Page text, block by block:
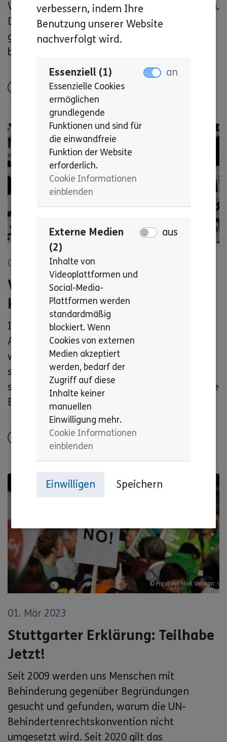
Versammlung für Menschen mit Behinderung.
Der Grund war Corona. Am 14. Oktober 2023
gibt es wieder eine Versammlung. Von 10 Uhr
bis 16 Uhr. Darüber freuen wir uns.
Alles lesen
03. Mai 2023
Was ist Ableismus? Woher
kommt der Begriff Ableismus?
In diesem Artikel sprechen wir über
Ableismus. Woher kommt der Begriff und
was bedeutet er? Wir klären auf und
sprechen mit unserem Vorsitzenden, der
selbst Mensch mit Behinderung ist, über seine
Erfahrungen zu dem Thema.
Alles lesen
© Pixabay/ Niek Verlaan
01. Mär 2023
Stuttgarter Erklärung: Teilhabe
Jetzt!
Seit 2009 werden uns Menschen mit
Behinderung gegenüber Begründungen
gesucht und gefunden, warum die UN-
Behindertenrechtskonvention nicht
umgesetzt wird. Seit 2020 gilt das
verbessern, indem Ihre
Benutzung unserer Website
nachverfolgt wird.
Essenziell (1)
Essenzielle Cookies
ermöglichen
grundlegende
Funktionen und sind für
die einwandfreie
Funktion der Website
erforderlich.
Cookie Informationen
einblenden
an
Externe Medien
(2)
Inhalte von
Videoplattformen und
Social-Media-
Plattformen werden
standardmäßig
blockiert. Wenn
Cookies von externen
Medien akzeptiert
werden, bedarf der
Zugriff auf diese
Inhalte keiner
manuellen
Einwilligung mehr.
Cookie Informationen
einblenden
aus
Einwilligen Speichern